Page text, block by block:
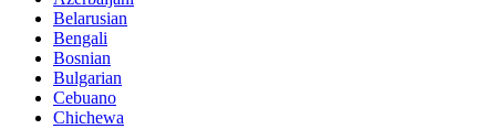
Belarusian
Bengali
Bosnian
Bulgarian
Cebuano
Chichewa